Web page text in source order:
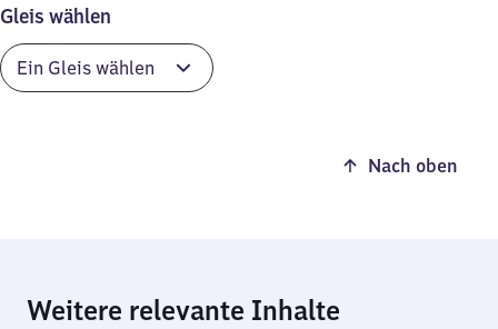
Gleis wählen
Nach oben
Weitere relevante Inhalte